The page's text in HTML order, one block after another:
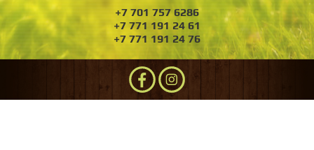
+7 701 757 6286
+7 771 191 24 61
+7 771 191 24 76